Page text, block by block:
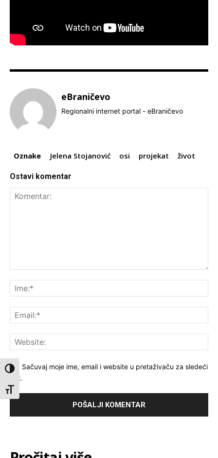
Toggle High Contrast
Toggle Font size
eBraničevo
Regionalni internet portal - eBraničevo
Oznake Jelena Stojanović osi projekat život
Ostavi komentar
Sačuvaj moje ime, email i website u pretaživaču za sledeći
put.